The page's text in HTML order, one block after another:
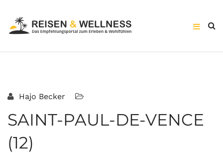
Hajo Becker
SAINT-PAUL-DE-VENCE
(12)